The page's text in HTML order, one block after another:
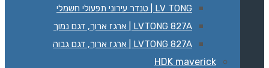
LV TONG | טנדר עירוני תפעולי חשמלי
LVTONG 827A | ארגז ארוך, דגם נמוך
LVTONG 827A | ארגז ארוך, דגם גבוה
HDK maverick